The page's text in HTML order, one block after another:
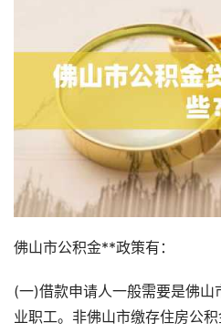
佛山市公积金**政策有：
(一)借款申请人一般需要是佛
业职工。非佛山市缴存住房公